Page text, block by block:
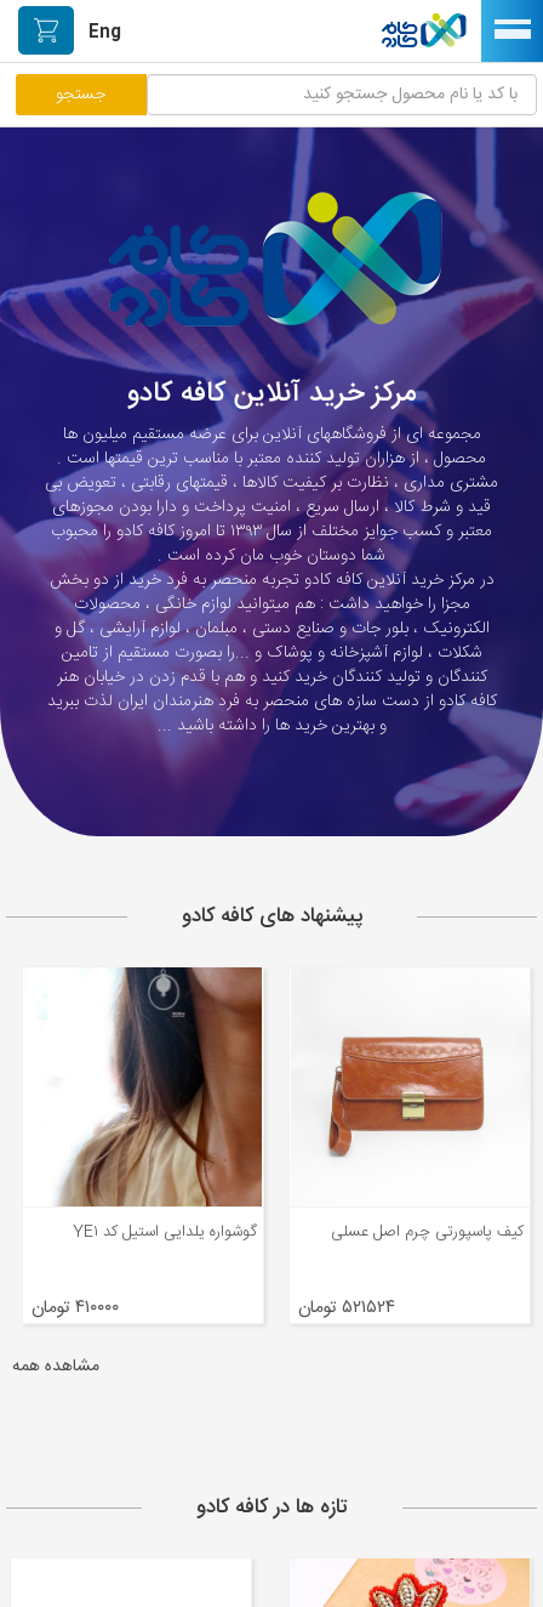
Eng
مرکز پاسخگویی مشتریان
راه اندازی فروشگاه
نصب اپلیکیشن اندرویدی
صفحه اصلی
پیگیری سفارشات
دسته بندی محصولات
خیابان هنر/بازار دستآفریده ها
حمایت از تولیدکنندگان
محصولات تازه رسیده
ورود به پنل تامین کنندگان
ورود به پنل همکاران فروش
سوالات متداول
درباره ما
مرکز خرید آنلاین کافه کادو
مجموعه ای از فروشگاههای آنلاین برای عرضه مستقیم میلیون ها
محصول ، از هزاران تولید کننده معتبر با مناسب ترین قیمتها است .
مشتری مداری ، نظارت بر کیفیت کالاها ، قیمتهای رقابتی ، تعویض بی
قید و شرط کالا ، ارسال سریع ، امنیت پرداخت و دارا بودن مجوزهای
معتبر و کسب جوایز مختلف از سال ۱۳۹۳ تا امروز کافه کادو را محبوب
شما دوستان خوب مان کرده است .
در مرکز خرید آنلاین کافه کادو تجربه منحصر به فرد خرید از دو بخش
مجزا را خواهید داشت : هم میتوانید لوازم خانگی ، محصولات
الکترونیک ، بلور جات و صنایع دستی ، مبلمان ، لوازم آرایشی ، گل و
شکلات ، لوازم آشپزخانه و پوشاک و ...را بصورت مستقیم از تامین
کنندگان و تولید کنندگان خرید کنید و هم با قدم زدن در خیابان هنر
کافه کادو از دست سازه های منحصر به فرد هنرمندان ایران لذت ببرید
و بهترین خرید ها را داشته باشید ...
پیشنهاد های کافه کادو
گوشواره یلدایی استیل کد YE۱
۴۱۰۰۰۰ تومان
ماگ سرامیکی عروسکی کلاهدار با
۱۷۸۲۱۶ تومان
مشاهده همه
تازه ها در کافه کادو